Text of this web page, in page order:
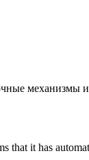
that it has